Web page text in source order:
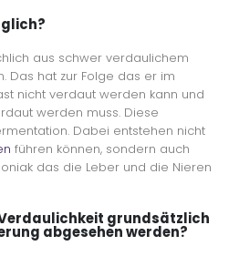
aus schwer verdaulichem
Das hat zur Folge das er im
nicht verdaut werden kann und
werden muss. Diese
Dabei entstehen nicht
führen können, sondern auch
das die Leber und die Nieren
grundsätzlich
abgesehen werden?